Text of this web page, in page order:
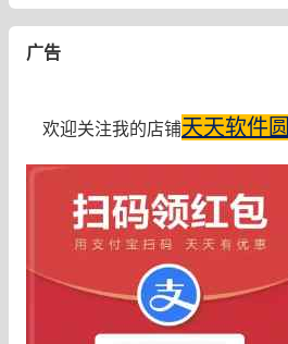
广告
欢迎关注我的店铺天天软件圆